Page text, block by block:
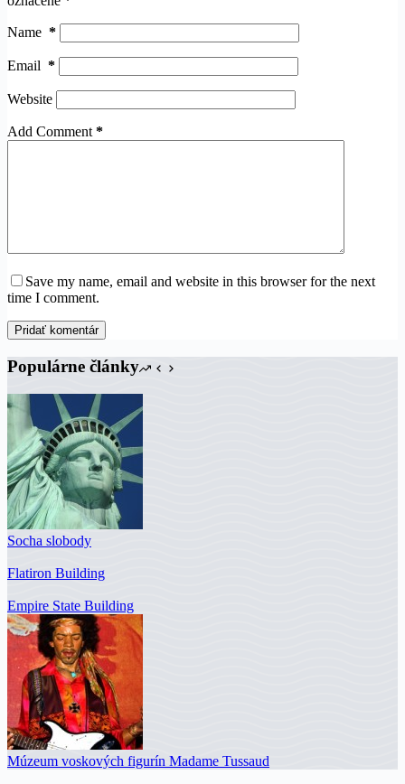
Name *
Email *
Website
Add Comment *
Save my name, email and website in this browser for the next
time I comment.
Pridať komentár
Populárne články
Socha slobody
Flatiron Building
Empire State Building
Múzeum voskových figurín Madame Tussaud